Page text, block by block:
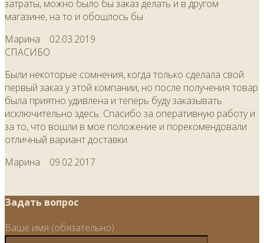
затраты, можно было бы заказ делать и в другом
магазине, на то и обошлось бы
Марина 02.03.2019
СПАСИБО
Были некоторые сомнения, когда только сделала свой
первый заказ у этой компании, но после получения товар
была приятно удивлена и теперь буду заказывать
исключительно здесь. Спасибо за оперативную работу и
за то, что вошли в мое положение и порекомендовали
отличный вариант доставки.
Марина 09.02.2017
Задать вопрос
Ваше имя (обязательно)